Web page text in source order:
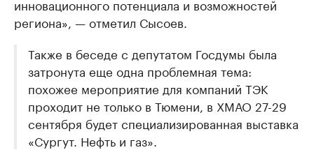
инновационного потенциала и возможностей
региона», — отметил Сысоев.
Также в беседе с депутатом Госдумы была
затронута еще одна проблемная тема:
похожее мероприятие для компаний ТЭК
проходит не только в Тюмени, в ХМАО 27-29
сентября будет специализированная выставка
«Сургут. Нефть и газ».